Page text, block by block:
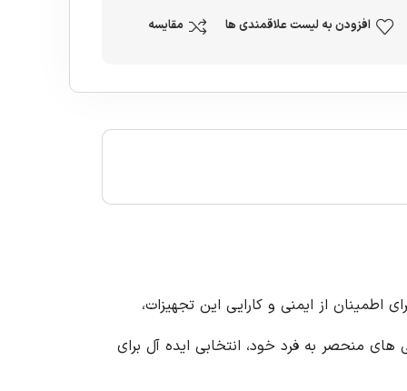
افزودن به لیست علاقمندی ها مقایسه
اطمینان از ایمنی و کارایی این تجهیزات،
های منحصر به فرد خود، انتخابی ایده آل برای